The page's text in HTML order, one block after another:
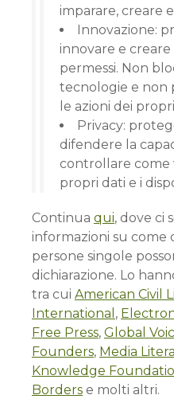
imparare, creare
Innovazione:
innovare e
permessi. Non
tecnologie e non
le azioni dei
Privacy:
difendere la
controllare come
propri dati e i
Continua qui, dove ci
informazioni su come
persone singole
dichiarazione. Lo
tra cui American Civil
International ,
Free Press, Global
Founders, Media
Knowledge
Borders e molti altri.